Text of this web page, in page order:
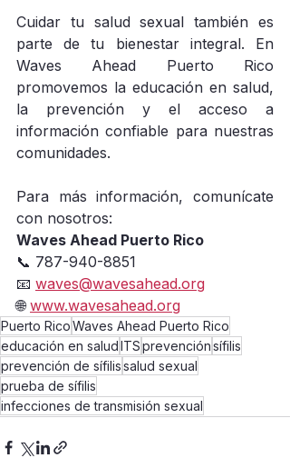
Cuidar tu salud sexual también es
parte de tu bienestar integral. En
Waves Ahead Puerto Rico
promovemos la educación en salud,
la prevención y el acceso a
información confiable para nuestras
comunidades.
Para más información, comunícate
con nosotros:
Waves Ahead Puerto Rico
📞 787-940-8851
📧 waves@wavesahead.org
🌐 www.wavesahead.org
Puerto RicoWaves Ahead Puerto Rico
educación en saludITSprevenciónsífilis
prevención de sífilissalud sexual
prueba de sífilis
infecciones de transmisión sexual